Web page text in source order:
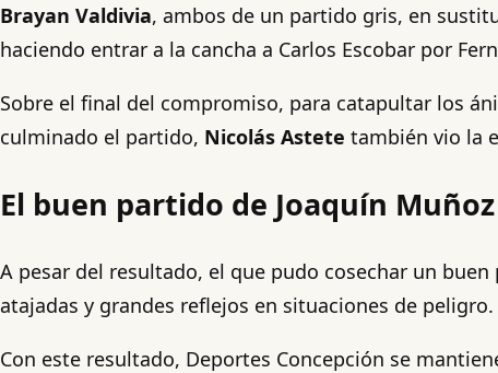
Brayan Valdivia, ambos de un partido gris, en
haciendo entrar a la cancha a Carlos Escobar por
Sobre el final del compromiso, para catapultar los
culminado el partido, Nicolás Astete también vio la
El buen partido de Joaquín
A pesar del resultado, el que pudo cosechar un
atajadas y grandes reflejos en situaciones de peligro.
Con este resultado, Deportes Concepción se